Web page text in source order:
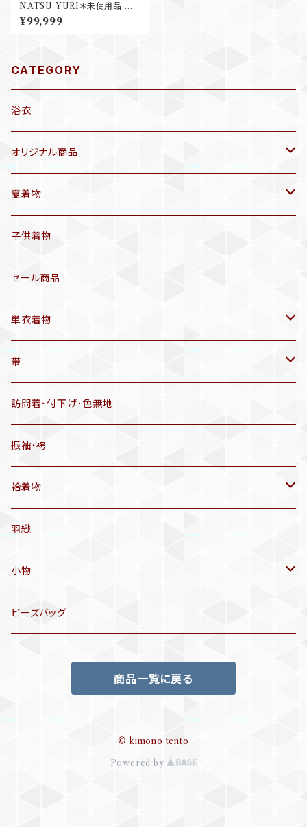
NATSU YURI＊未使用品 夏き
もの 絽 ユリ 百合 花 ミントグリ
ーン ライムグリーン B696
¥99,999
CATEGORY
浴衣
オリジナル商品
袷着物(10〜5月頃)
セオα 着物(5〜9月頃)
三分紐
帯揚げ
羽織
半幅帯
有松絞り浴衣(6～9月頃)
夏着物
アンティーク着物
リサイクル着物
子供着物
セール商品
単衣着物
アンティーク着物
リサイクル着物
帯
リサイクル帯
アンティーク帯
アンティーク仕立てかえ帯
名古屋帯
洒落袋帯
袋帯
訪問着･付下げ･色無地
振袖・袴
袷着物
アンティーク着物
リサイクル着物
訪問着、付下げ、色無地
リサイクル色無地
羽織
小物
帯揚げ
ビーズバッグ
商品一覧に戻る
© kimono tento
Powered by